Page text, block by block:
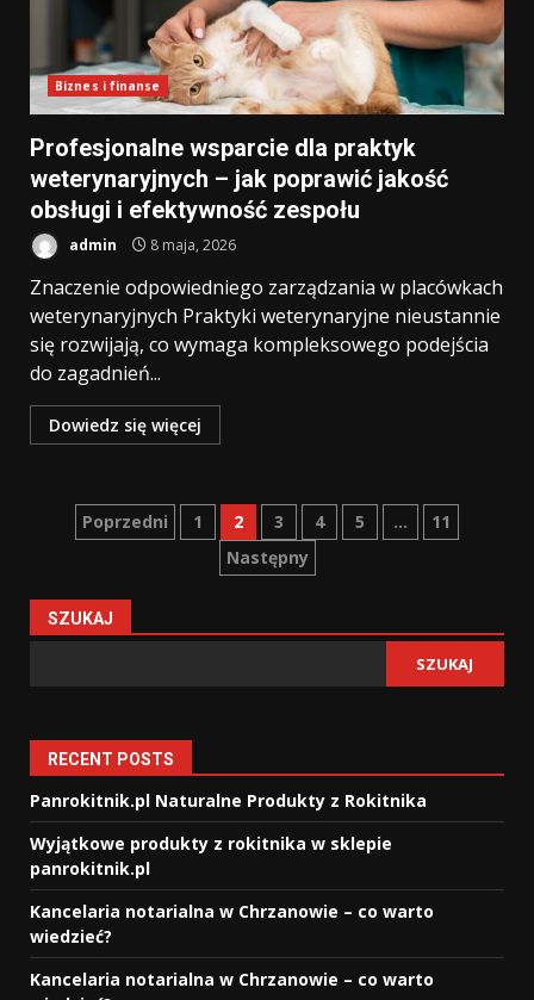
Biznes i finanse
Profesjonalne wsparcie dla praktyk
weterynaryjnych – jak poprawić jakość
obsługi i efektywność zespołu
admin 8 maja, 2026
Znaczenie odpowiedniego zarządzania w placówkach
weterynaryjnych Praktyki weterynaryjne nieustannie
się rozwijają, co wymaga kompleksowego podejścia
do zagadnień...
Dowiedz się więcej
Stronicowanie
Poprzedni 1 2 3 4 5 …
11
Następny
SZUKAJ
SZUKAJ
RECENT POSTS
Panrokitnik.pl Naturalne Produkty z Rokitnika
Wyjątkowe produkty z rokitnika w sklepie
panrokitnik.pl
Kancelaria notarialna w Chrzanowie – co warto
wiedzieć?
Kancelaria notarialna w Chrzanowie – co warto